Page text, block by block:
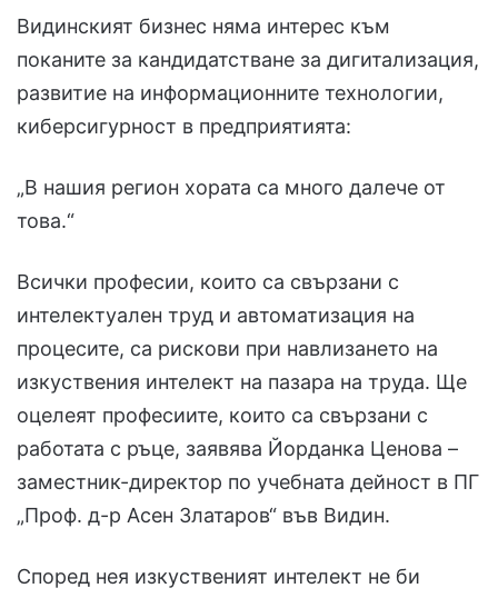
Видинският бизнес няма интерес към
поканите за кандидатстване за дигитализация,
развитие на информационните технологии,
киберсигурност в предприятията:
„В нашия регион хората са много далече от
това.“
Всички професии, които са свързани с
интелектуален труд и автоматизация на
процесите, са рискови при навлизането на
изкуствения интелект на пазара на труда. Ще
оцелеят професиите, които са свързани с
работата с ръце, заявява Йорданка Ценова –
заместник-директор по учебната дейност в ПГ
„Проф. д-р Асен Златаров“ във Видин.
Според нея изкуственият интелект не би